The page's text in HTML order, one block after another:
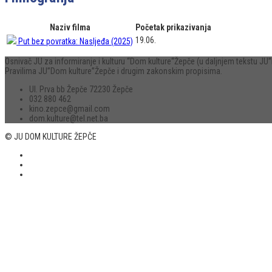
Naziv filma
Početak prikazivanja
Put bez povratka: Nasljeđa (2025) 19.06.
Osnivač JU za informiranje i kulturu “Dom kulture“Žepče (u daljnjem tekstu
Pravilima JU”Dom kulture”Žepče i drugim zakonskim propisima.
Ul. Prva bb Žepče 72230 Žepče
032 880 462
kino.zepce@gmail.com
dom.kulture@tel.net.ba
© JU DOM KULTURE ŽEPČE